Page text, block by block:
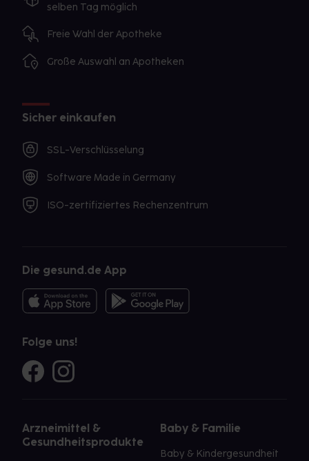
selben Tag möglich
Freie Wahl der Apotheke
Große Auswahl an Apotheken
Sicher einkaufen
SSL-Verschlüsselung
Software Made in Germany
ISO-zertifiziertes Rechenzentrum
Die gesund.de App
Folge uns!
Arzneimittel &
Gesundheitsprodukte
Baby & Familie
Baby & Kindergesundheit